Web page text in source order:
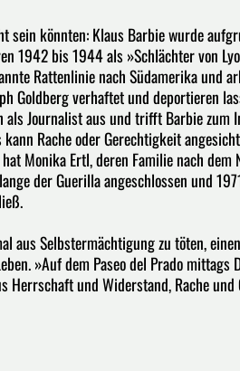
könnten: Klaus Barbie wurde
1942 bis 1944 als »Schlächter von
Rattenlinie nach Südamerika und
Goldberg verhaftet und deportieren
als Journalist aus und trifft Barbie zum
Rache oder Gerechtigkeit
Monika Ertl, deren Familie nach dem
der Guerilla angeschlossen und
aus Selbstermächtigung zu töten,
»Auf dem Paseo del Prado mittags
Herrschaft und Widerstand, Rache